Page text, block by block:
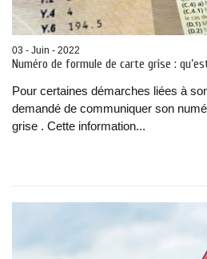
03 - Juin - 2022
Numéro de formule de carte grise :
Pour certaines démarches liées à
demandé de communiquer son
grise . Cette information...